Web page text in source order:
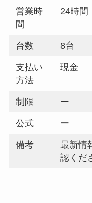
営業時
間
24時間
台数 8台
支払い
方法
現金
制限 ー
公式 ー
備考
最新情
認くだ